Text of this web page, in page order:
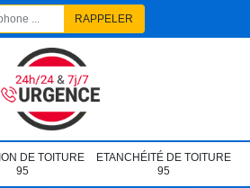
DE TOITURE
95
ETANCHÉITÉ DE TOITURE
95